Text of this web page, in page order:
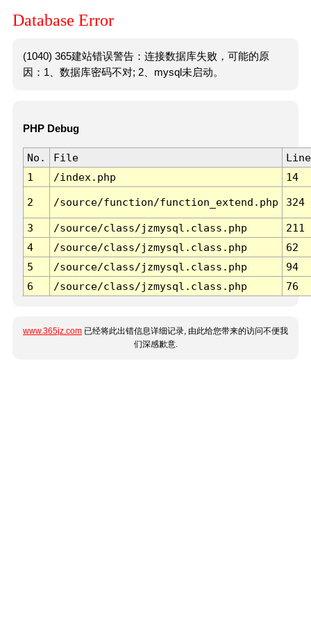
Database Error
(1040) 365建站错误警告：连接数据库失败，可能的原
因：1、数据库密码不对; 2、mysql未启动。
PHP Debug
No. File
Line
1
/index.php 14
2 /source/function/function_extend.php 324
3 /source/class/jzmysql.class.php
211
4
/source/class/jzmysql.class.php
62
5
/source/class/jzmysql.class.php
94
6
/source/class/jzmysql.class.php 76
www.365jz.com 已经将此出错信息详细记录, 由此给您带来的访问不便我
们深感歉意.